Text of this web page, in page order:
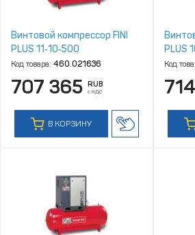
Винтовой компрессор FINI
PLUS 11‑10‑500
Код товара: 460.021636
707 365 RUB
с НДС
В КОРЗИНУ
PLUS
Код